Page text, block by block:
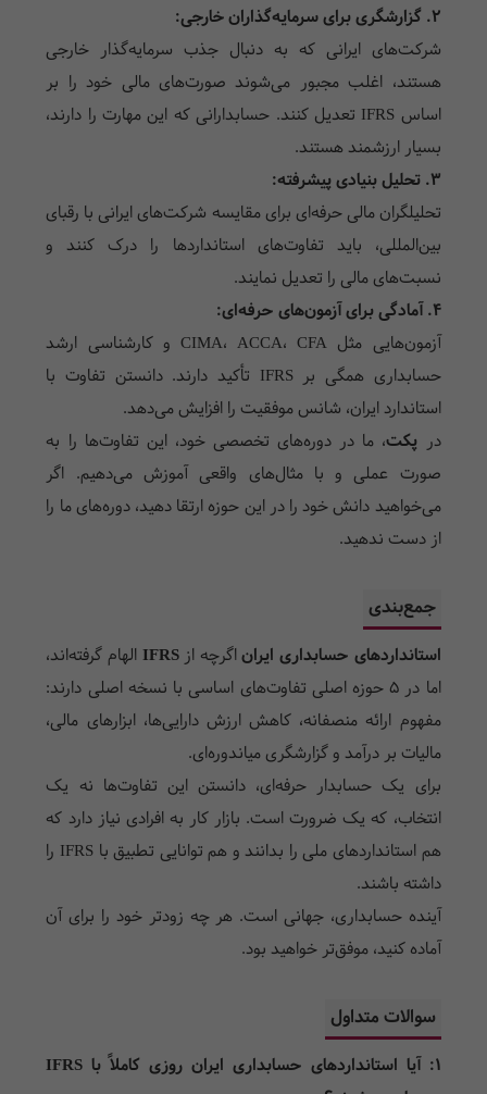
۲. گزارشگری برای سرمایه‌گذاران خارجی:
شرکت‌های ایرانی که به دنبال جذب سرمایه‌گذار خارجی
هستند، اغلب مجبور می‌شوند صورت‌های مالی خود را بر
اساس IFRS تعدیل کنند. حسابدارانی که این مهارت را دارند،
بسیار ارزشمند هستند.
۳. تحلیل بنیادی پیشرفته:
تحلیلگران مالی حرفه‌ای برای مقایسه شرکت‌های ایرانی با رقبای
بین‌المللی، باید تفاوت‌های استانداردها را درک کنند و
نسبت‌های مالی را تعدیل نمایند.
۴. آمادگی برای آزمون‌های حرفه‌ای:
آزمون‌هایی مثل CIMA، ACCA، CFA و کارشناسی ارشد
حسابداری همگی بر IFRS تأکید دارند. دانستن تفاوت با
استاندارد ایران، شانس موفقیت را افزایش می‌دهد.
در پکت، ما در دوره‌های تخصصی خود، این تفاوت‌ها را به
صورت عملی و با مثال‌های واقعی آموزش می‌دهیم. اگر
می‌خواهید دانش خود را در این حوزه ارتقا دهید، دوره‌های ما را
از دست ندهید.
جمع‌بندی
استانداردهای حسابداری ایراناگرچه ازIFRS الهام گرفته‌اند،
اما در ۵ حوزه اصلی تفاوت‌های اساسی با نسخه اصلی دارند:
مفهوم ارائه منصفانه، کاهش ارزش دارایی‌ها، ابزارهای مالی،
مالیات بر درآمد و گزارشگری میاندوره‌ای.
برای یک حسابدار حرفه‌ای، دانستن این تفاوت‌ها نه یک
انتخاب، که یک ضرورت است. بازار کار به افرادی نیاز دارد که
هم استانداردهای ملی را بدانند و هم توانایی تطبیق با IFRS را
داشته باشند.
آینده حسابداری، جهانی است. هر چه زودتر خود را برای آن
آماده کنید، موفق‌تر خواهید بود.
سوالات متداول
۱: آیا استانداردهای حسابداری ایران روزی کاملاً با IFRS